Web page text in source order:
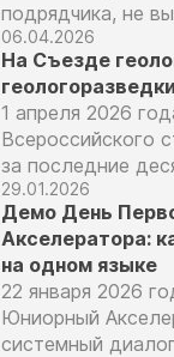
подрядчика, не
06.04.2026
На Съезде
1 апреля 2026
Всероссийского
за последние
29.01.2026
Демо День
Акселератора:
на одном языке
22 января 2026
Юниорный
системный